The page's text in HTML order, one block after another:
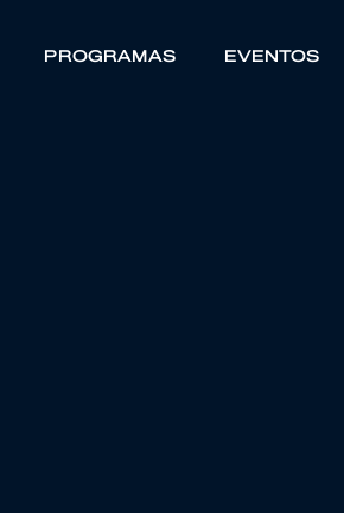
PROGRAMAS EVENTOS